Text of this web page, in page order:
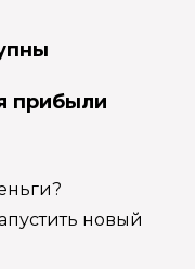
прибыли
новый